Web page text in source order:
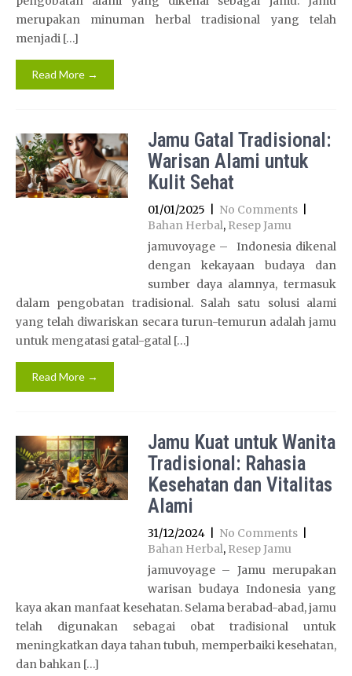
merupakan minuman herbal tradisional yang telah
menjadi […]
Read More →
Jamu Gatal Tradisional:
Warisan Alami untuk
Kulit Sehat
01/01/2025 No Comments
Bahan Herbal, Resep Jamu
jamuvoyage – Indonesia dikenal
dengan kekayaan budaya dan
sumber daya alamnya, termasuk
dalam pengobatan tradisional. Salah satu solusi alami
yang telah diwariskan secara turun-temurun adalah jamu
untuk mengatasi gatal-gatal […]
Read More →
Jamu Kuat untuk Wanita
Tradisional: Rahasia
Kesehatan dan Vitalitas
Alami
31/12/2024 No Comments
Bahan Herbal, Resep Jamu
jamuvoyage – Jamu merupakan
warisan budaya Indonesia yang
kaya akan manfaat kesehatan. Selama berabad-abad, jamu
telah digunakan sebagai obat tradisional untuk
meningkatkan daya tahan tubuh, memperbaiki kesehatan,
dan bahkan […]